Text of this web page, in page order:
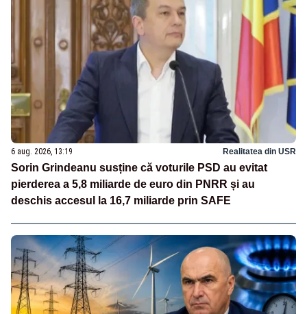
6 aug. 2026, 13:19 Realitatea din USR
Sorin Grindeanu susține că voturile PSD au evitat
pierderea a 5,8 miliarde de euro din PNRR și au
deschis accesul la 16,7 miliarde prin SAFE